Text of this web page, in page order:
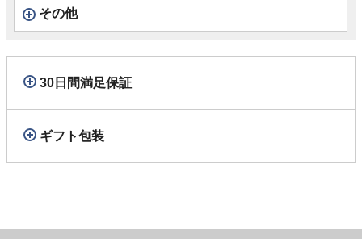
その他
30日間満足保証
ギフト包装